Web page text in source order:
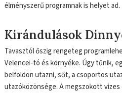
élményszerű programnak is helyet ad.
Kirándulások
Tavasztól őszig rengeteg
Velencei-tó és környéke. Úgy tűnik,
belföldön utazni, sőt, a csoportos
utazóközönsége. A megszokott